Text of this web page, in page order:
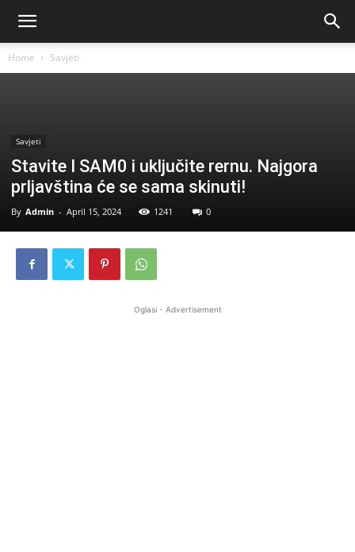
Home Savjeti
Savjeti
Stavite I SAM0 i uključite rernu. Najgora
prljavština će se sama skinuti!
By Admin - April 15, 2024 1241 0
Oglasi - Advertisement